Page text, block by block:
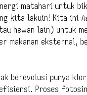
matahari untuk
kita lakuin! Kita ini
hewan lain) untuk
makanan eksternal,
berevolusi punya
efisiensi. Proses